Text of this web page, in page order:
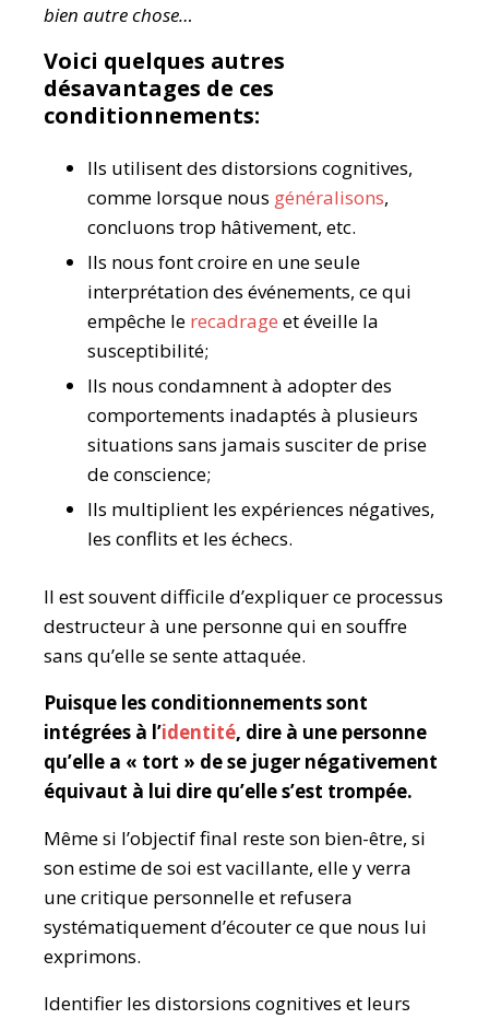
bien autre chose…
Voici quelques autres
désavantages de ces
conditionnements:
Ils utilisent des distorsions cognitives,
comme lorsque nous généralisons,
concluons trop hâtivement, etc.
Ils nous font croire en une seule
interprétation des événements, ce qui
empêche le recadrage et éveille la
susceptibilité;
Ils nous condamnent à adopter des
comportements inadaptés à plusieurs
situations sans jamais susciter de prise
de conscience;
Ils multiplient les expériences négatives,
les conflits et les échecs.
Il est souvent difficile d’expliquer ce processus
destructeur à une personne qui en souffre
sans qu’elle se sente attaquée.
Puisque les conditionnements sont
intégrées à l’identité, dire à une personne
qu’elle a « tort » de se juger négativement
équivaut à lui dire qu’elle s’est trompée.
Même si l’objectif final reste son bien-être, si
son estime de soi est vacillante, elle y verra
une critique personnelle et refusera
systématiquement d’écouter ce que nous lui
exprimons.
Identifier les distorsions cognitives et leurs